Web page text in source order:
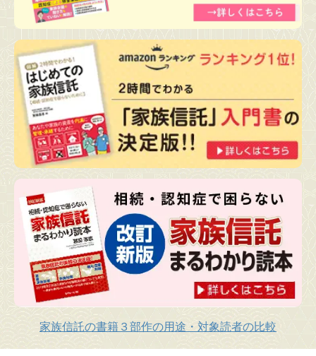
家族信託の書籍３部作の用途・対象読者の比較